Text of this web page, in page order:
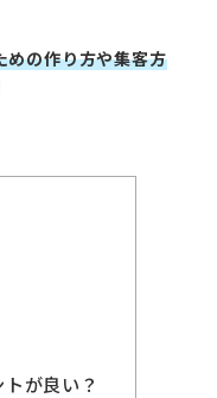
めの作り方や集客方
が良い？